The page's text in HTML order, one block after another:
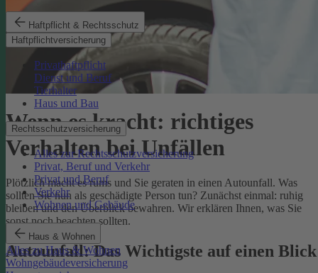
Haftpflicht & Rechtsschutz
Haftpflichtversicherung
Privathaftpflicht
Dienst und Beruf
Tierhalter
Haus und Bau
Rechtsschutzversicherung
Alles zur Rechtsschutzversicherung
Privat, Beruf und Verkehr
Privat und Beruf
Verkehr
Wohnen und Gebäude
Haus & Wohnen
Alles zu Haus & Wohnen
Wohngebäudeversicherung
Wenn es kracht: richtiges
Verhalten bei Unfällen
Plötzlich macht es rums und Sie geraten in einen Autounfall. Was
sollten Sie nun als geschädigte Person tun? Zunächst einmal: ruhig
bleiben und den Überblick bewahren. Wir erklären Ihnen, was Sie
sonst noch beachten sollten.
Autounfall: Das Wichtigste auf einen Blick